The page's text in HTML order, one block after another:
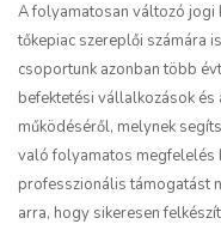
A folyamatosan változó jogi
tőkepiac szereplői számára
csoportunk azonban több
befektetési vállalkozások és
működéséről, melynek
való folyamatos megfelelés
professzionális támogatást
arra, hogy sikeresen